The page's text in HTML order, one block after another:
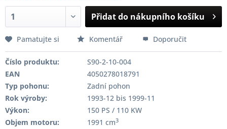
Přidat do nákupního košíku
Pamatujte si Komentář Doporučit
Číslo produktu:
S90-2-10-004
EAN
4050278018791
Typ pohonu:
Zadní pohon
Rok výroby:
1993-12 bis 1999-11
Výkon:
150 PS / 110 KW
Objem motoru:
1991 cm3